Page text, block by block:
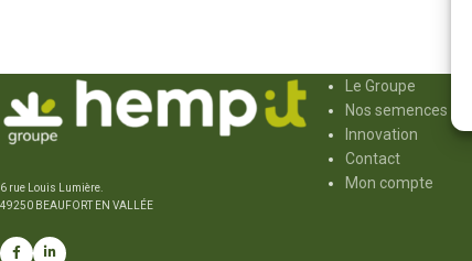
6 rue Louis Lumière.
49250 BEAUFORT EN VALLÉE
Le Groupe
Nos semences
Innovation
Contact
Mon compte